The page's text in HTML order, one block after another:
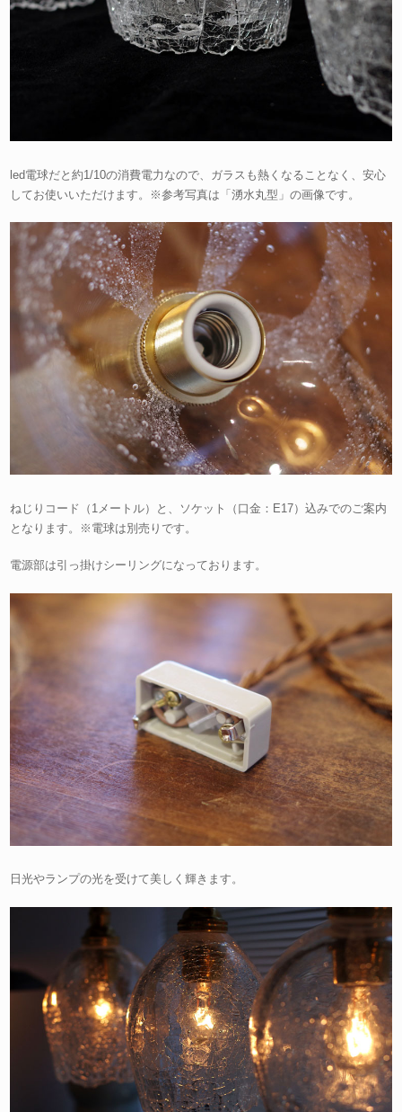
led電球だと約1/10の消費電力なので、ガラスも熱くなることなく、安心
してお使いいただけます。※参考写真は「湧水丸型」の画像です。
ねじりコード（1メートル）と、ソケット（口金：E17）込みでのご案内
となります。※電球は別売りです。
電源部は引っ掛けシーリングになっております。
日光やランプの光を受けて美しく輝きます。